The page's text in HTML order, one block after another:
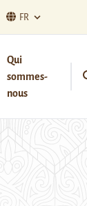
FR
Qui
sommes-
nous